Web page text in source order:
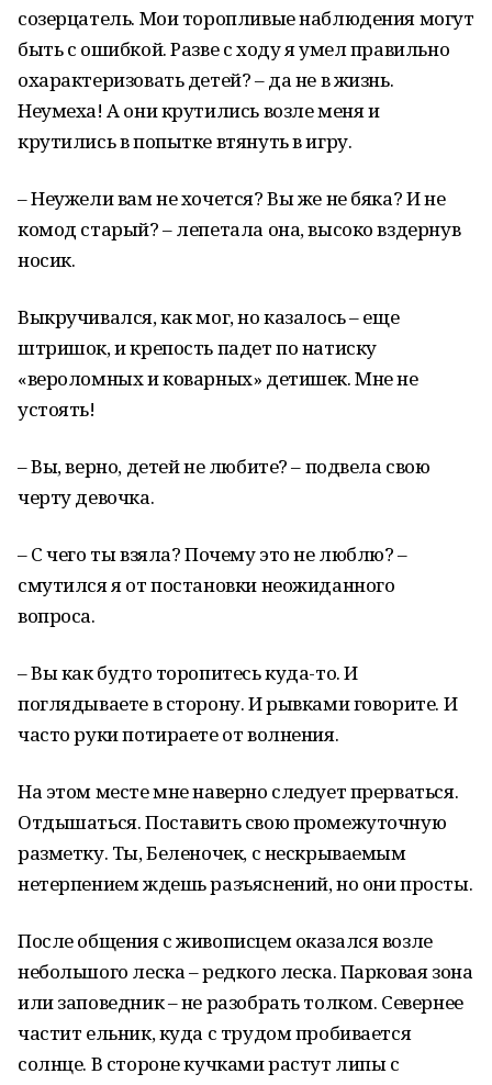
созерцатель. Мои торопливые наблюдения могут
быть с ошибкой. Разве с ходу я умел правильно
охарактеризовать детей? – да не в жизнь.
Неумеха! А они крутились возле меня и
крутились в попытке втянуть в игру.
– Неужели вам не хочется? Вы же не бяка? И не
комод старый? – лепетала она, высоко вздернув
носик.
Выкручивался, как мог, но казалось – еще
штришок, и крепость падет по натиску
«вероломных и коварных» детишек. Мне не
устоять!
– Вы, верно, детей не любите? – подвела свою
черту девочка.
– С чего ты взяла? Почему это не люблю? –
смутился я от постановки неожиданного
вопроса.
– Вы как будто торопитесь куда-то. И
поглядываете в сторону. И рывками говорите. И
часто руки потираете от волнения.
На этом месте мне наверно следует прерваться.
Отдышаться. Поставить свою промежуточную
разметку. Ты, Беленочек, с нескрываемым
нетерпением ждешь разъяснений, но они просты.
После общения с живописцем оказался возле
небольшого леска – редкого леска. Парковая зона
или заповедник – не разобрать толком. Севернее
частит ельник, куда с трудом пробивается
солнце. В стороне кучками растут липы с